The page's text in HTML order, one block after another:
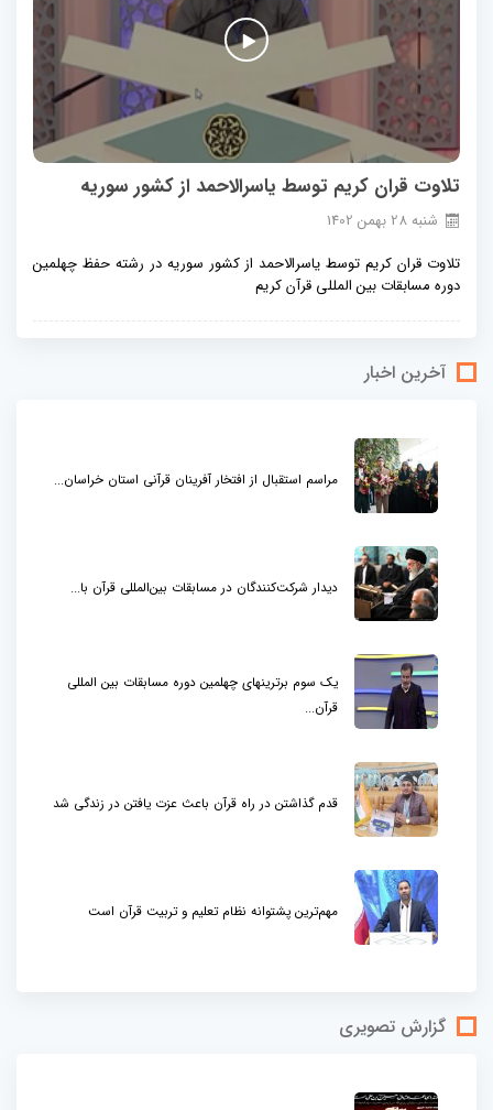
تلاوت قران کریم توسط یاسرالاحمد از کشور سوریه
شنبه28 بهمن 1402
تلاوت قران کریم توسط یاسرالاحمد از کشور سوریه در رشته حفظ چهلمین
دوره مسابقات بین المللی قرآن کریم
آخرین اخبار
مراسم استقبال از افتخار آفرینان قرآنی استان خراسان...
دیدار شرکت‌کنندگان در مسابقات بین‌المللی قرآن با...
یک سوم برترینهای چهلمین دوره مسابقات بین المللی
قرآن...
قدم گذاشتن در راه قرآن باعث عزت یافتن در زندگی شد
مهم‌ترین پشتوانه نظام تعلیم و تربیت قرآن است
گزارش تصویری